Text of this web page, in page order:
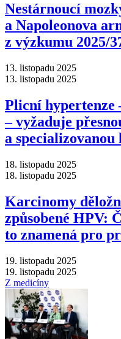
Nestárnoucí
a Napoleonova
z výzkumu 2025/
13. listopadu 2025
13. listopadu 2025
Plicní hypertenze
–⁠ vyžaduje
a specializovanou
18. listopadu 2025
18. listopadu 2025
Karcinomy
způsobené HPV:
to znamená pro
19. listopadu 2025
19. listopadu 2025
Z medicíny